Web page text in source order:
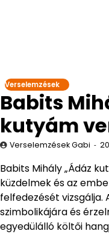
Verselemzések
Babits
kutyám
Verselemzések Gabi
Babits Mihály „Ádáz
küzdelmek és az
felfedezését vizsgálja.
szimbolikájára és
egyedülálló költői